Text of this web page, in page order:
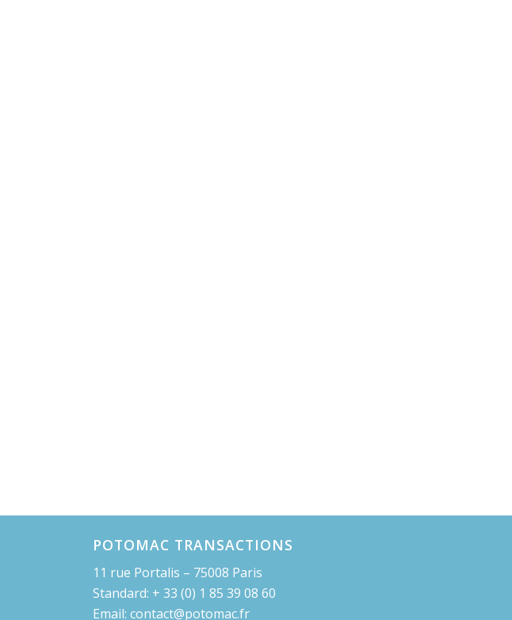
POTOMAC TRANSACTIONS
11 rue Portalis – 75008 Paris
Standard: + 33 (0) 1 85 39 08 60
Email: contact@potomac.fr